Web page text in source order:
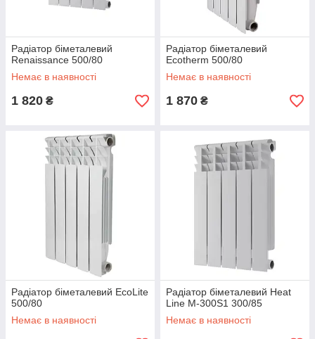
Радіатор біметалевий
Renaissance 500/80
Немає в наявності
1 820 ₴
Радіатор біметалевий
Ecotherm 500/80
Немає в наявності
1 870 ₴
Радіатор біметалевий EcoLite
500/80
Немає в наявності
Радіатор біметалевий Heat
Line М-300S1 300/85
Немає в наявності